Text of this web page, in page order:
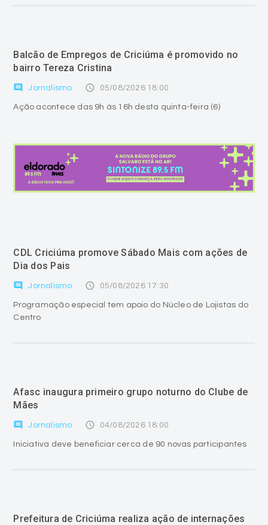
Balcão de Empregos de Criciúma é promovido no
bairro Tereza Cristina
comment Jornalismo access_time 05/08/2026 18:00
Ação acontece das 9h às 16h desta quinta-feira (6)
CDL Criciúma promove Sábado Mais com ações de
Dia dos Pais
comment Jornalismo access_time 05/08/2026 17:30
Programação especial tem apoio do Núcleo de Lojistas do
Centro
Afasc inaugura primeiro grupo noturno do Clube de
Mães
comment Jornalismo access_time 04/08/2026 18:00
Iniciativa deve beneficiar cerca de 90 novas participantes
Prefeitura de Criciúma realiza ação de internações